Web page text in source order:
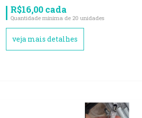
R$16,00 cada
Quantidade mínima de 20 unidades
veja mais detalhes